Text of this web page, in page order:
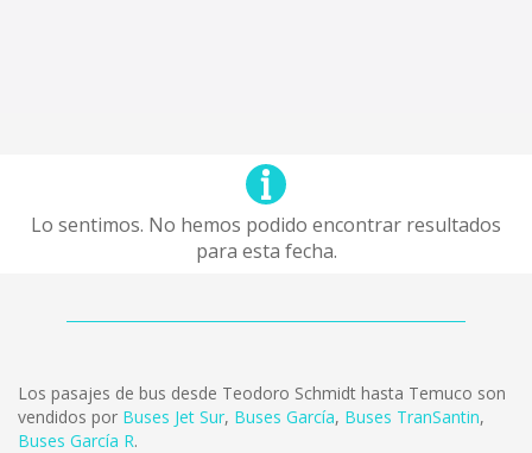
Lo sentimos. No hemos podido encontrar resultados
para esta fecha.
Los pasajes de bus desde Teodoro Schmidt hasta Temuco son
vendidos por Buses Jet Sur, Buses García, Buses TranSantin,
Buses García R.